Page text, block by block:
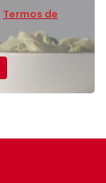
Termos de